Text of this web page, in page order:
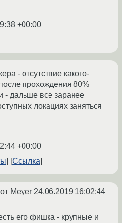
+00:00
- отсутствие какого-
прохождения 80%
- дальше все заранее
локациях заняться
+00:00
Ссылка
от Meyer 24.06.2019 16:02:44
его фишка - крупные и